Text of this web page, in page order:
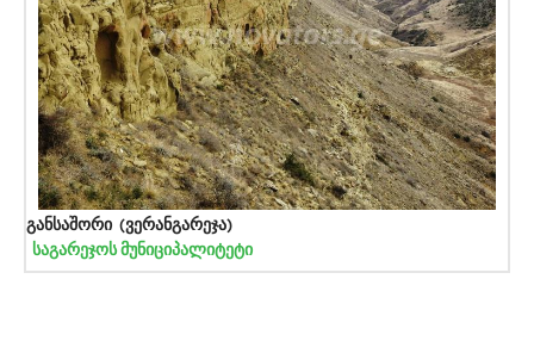
განსაშორი (ვერანგარეჯა)
საგარეჯოს მუნიციპალიტეტი